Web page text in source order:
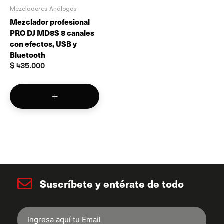
Mezcladores Análogos
Mezclador profesional
PRO DJ MD8S 8 canales
con efectos, USB y
Bluetooth
$ 435.000
Suscríbete y entérate de todo